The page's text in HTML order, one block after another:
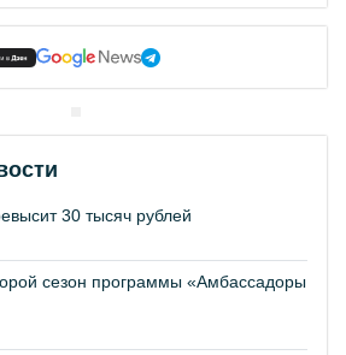
30 тысяч рублей
сезон программы «Амбассадоры